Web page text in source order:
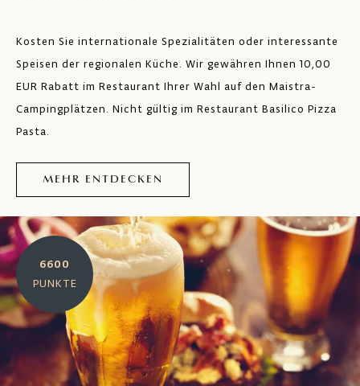
Kosten Sie internationale Spezialitäten oder interessante
Speisen der regionalen Küche. Wir gewähren Ihnen 10,00
EUR Rabatt im Restaurant Ihrer Wahl auf den Maistra-
Campingplätzen. Nicht gültig im Restaurant Basilico Pizza
Pasta.
MEHR ENTDECKEN
6600
PUNKTE